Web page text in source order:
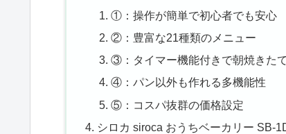
①：操作が簡単で初心者でも安心
②：豊富な21種類のメニュー
③：タイマー機能付きで朝焼きた
④：パン以外も作れる多機能性
⑤：コスパ抜群の価格設定
シロカ siroca おうちベーカリー SB-